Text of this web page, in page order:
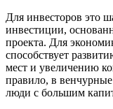
Для инвесторов это
инвестиции,
проекта. Для
способствует
мест и увеличению
правило, в
люди с большим